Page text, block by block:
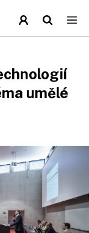
umělé